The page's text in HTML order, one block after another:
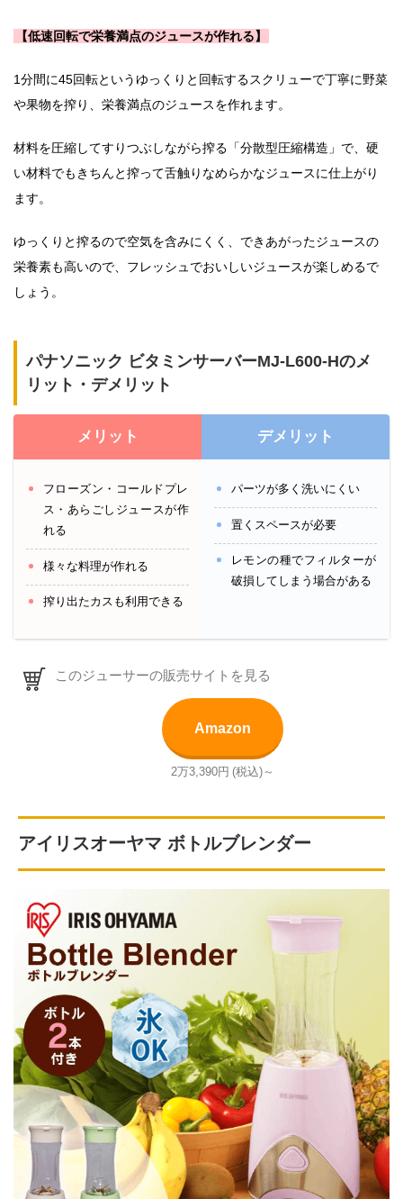
【低速回転で栄養満点のジュースが作れる】
1分間に45回転というゆっくりと回転するスクリューで丁寧に野菜
や果物を搾り、栄養満点のジュースを作れます。
材料を圧縮してすりつぶしながら搾る「分散型圧縮構造」で、硬
い材料でもきちんと搾って舌触りなめらかなジュースに仕上がり
ます。
ゆっくりと搾るので空気を含みにくく、できあがったジュースの
栄養素も高いので、フレッシュでおいしいジュースが楽しめるで
しょう。
パナソニック ビタミンサーバーMJ-L600-Hのメ
リット・デメリット
メリット
フローズン・コールドプレ
ス・あらごしジュースが作
れる
様々な料理が作れる
搾り出たカスも利用できる
デメリット
パーツが多く洗いにくい
置くスペースが必要
レモンの種でフィルターが
破損してしまう場合がある
このジューサーの販売サイトを見る
Amazon
2万3,390円 (税込)～
アイリスオーヤマ ボトルブレンダー